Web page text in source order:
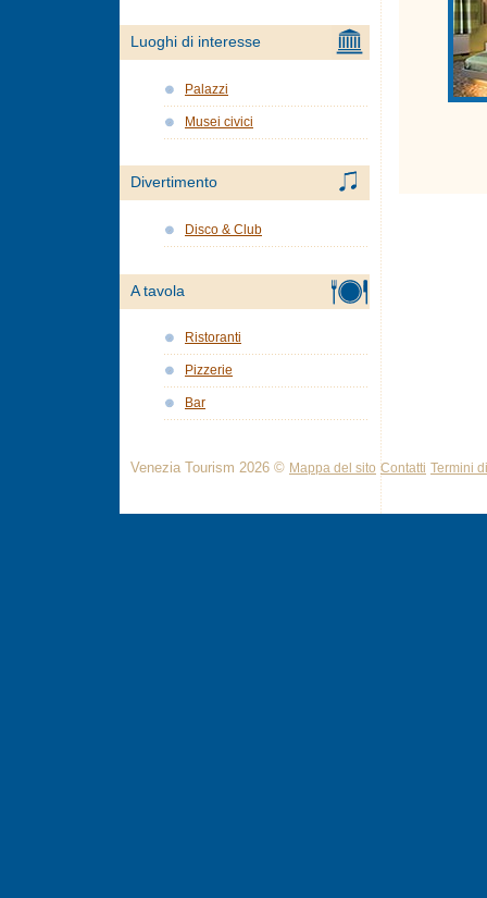
Luoghi di interesse
Palazzi
Musei civici
Divertimento
Disco & Club
A tavola
Ristoranti
Pizzerie
Bar
Venezia Tourism 2026 © Mappa del sito Contatti Termini